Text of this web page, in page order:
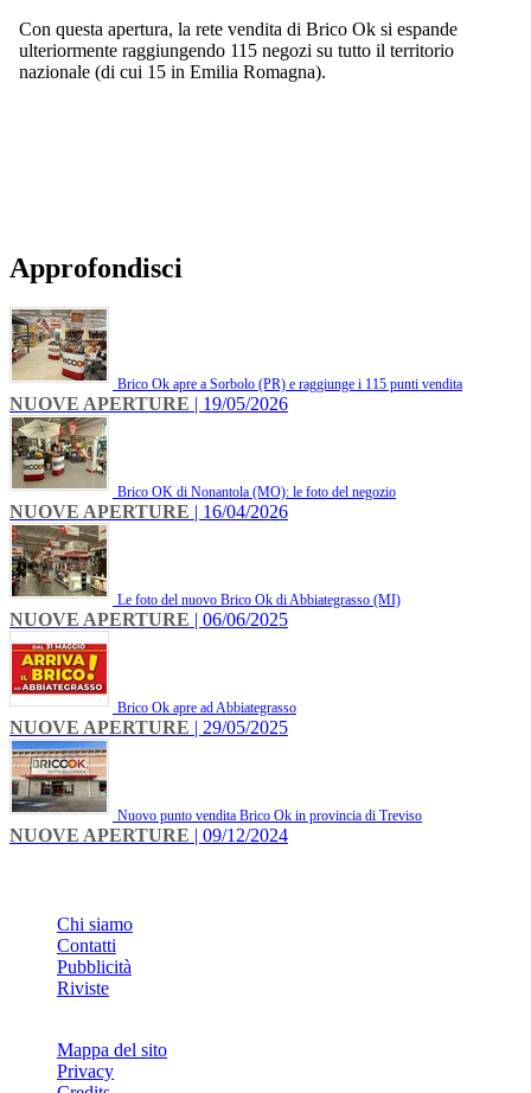
Con questa apertura, la rete vendita di Brico Ok si espande
ulteriormente raggiungendo 115 negozi su tutto il territorio
nazionale (di cui 15 in Emilia Romagna).
Approfondisci
Brico Ok apre a Sorbolo (PR) e raggiunge i 115 punti vendita
NUOVE APERTURE | 19/05/2026
Brico OK di Nonantola (MO): le foto del negozio
NUOVE APERTURE | 16/04/2026
Le foto del nuovo Brico Ok di Abbiategrasso (MI)
NUOVE APERTURE | 06/06/2025
Brico Ok apre ad Abbiategrasso
NUOVE APERTURE | 29/05/2025
Nuovo punto vendita Brico Ok in provincia di Treviso
NUOVE APERTURE | 09/12/2024
Chi siamo
Contatti
Pubblicità
Riviste
Mappa del sito
Privacy